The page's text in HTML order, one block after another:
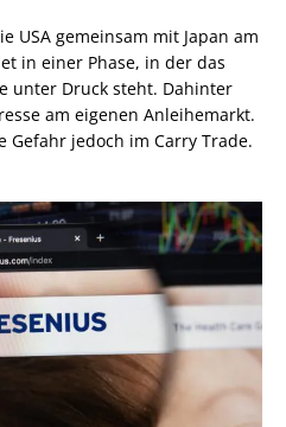
USA gemeinsam mit Japan am
in einer Phase, in der das
unter Druck steht. Dahinter
am eigenen Anleihemarkt.
Gefahr jedoch im Carry Trade.